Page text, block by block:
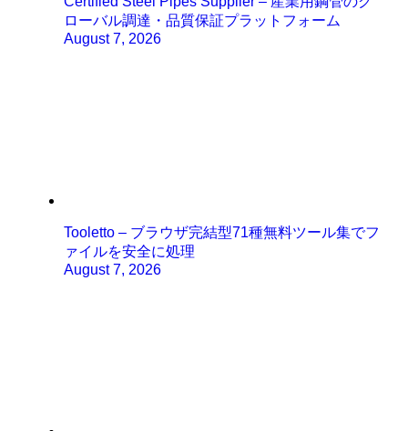
ローバル調達・品質保証プラットフォーム
August 7, 2026
Tooletto – ブラウザ完結型71種無料ツール集でフ
ァイルを安全に処理
August 7, 2026